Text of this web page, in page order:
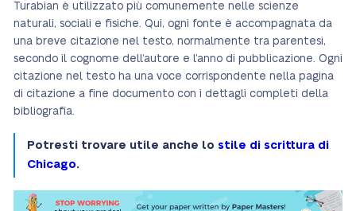
Turabian è utilizzato più comunemente nelle scienze
naturali, sociali e fisiche. Qui, ogni fonte è accompagnata da
una breve citazione nel testo, normalmente tra parentesi,
secondo il cognome dell’autore e l’anno di pubblicazione. Ogni
citazione nel testo ha una voce corrispondente nella pagina
di citazione a fine documento con i dettagli completi della
bibliografia.
Potresti trovare utile anche lo stile di scrittura di
Chicago.